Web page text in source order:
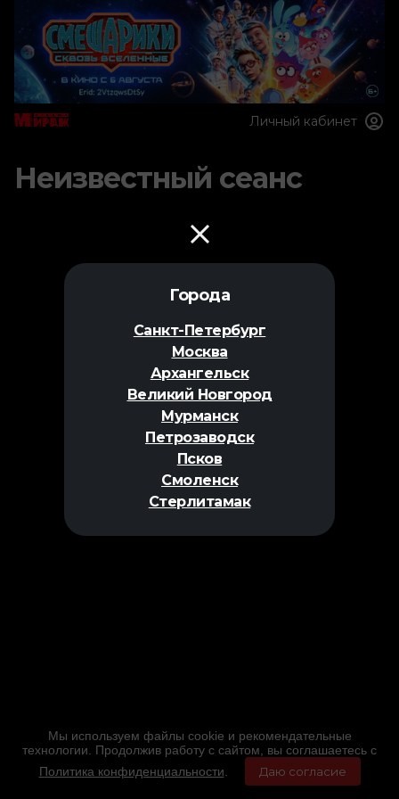
Города
Санкт-Петербург
Москва
Архангельск
Великий Новгород
Мурманск
Петрозаводск
Псков
Смоленск
Стерлитамак
Личный кабинет
Неизвестный сеанс
Мы используем файлы cookie и рекомендательные
технологии. Продолжив работу с сайтом, вы соглашаетесь с
Политика конфиденциальности
Даю согласие